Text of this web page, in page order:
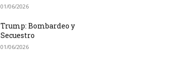
01/06/2026
Trump: Bombardeo y
Secuestro
01/06/2026